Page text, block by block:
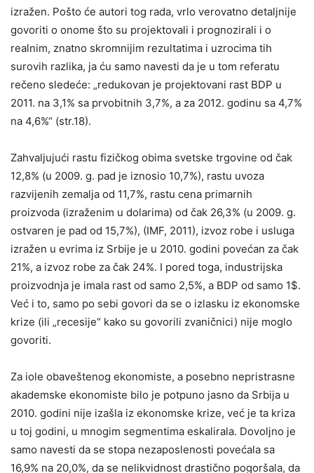
izražen. Pošto će autori tog rada, vrlo verovatno detaljnije
govoriti o onome što su projektovali i prognozirali i o
realnim, znatno skromnijim rezultatima i uzrocima tih
surovih razlika, ja ću samo navesti da je u tom referatu
rečeno sledeće: „redukovan je projektovani rast BDP u
2011. na 3,1% sa prvobitnih 3,7%, a za 2012. godinu sa 4,7%
na 4,6%“ (str.18).
Zahvaljujući rastu fizičkog obima svetske trgovine od čak
12,8% (u 2009. g. pad je iznosio 10,7%), rastu uvoza
razvijenih zemalja od 11,7%, rastu cena primarnih
proizvoda (izraženim u dolarima) od čak 26,3% (u 2009. g.
ostvaren je pad od 15,7%), (IMF, 2011), izvoz robe i usluga
izražen u evrima iz Srbije je u 2010. godini povećan za čak
21%, a izvoz robe za čak 24%. I pored toga, industrijska
proizvodnja je imala rast od samo 2,5%, a BDP od samo 1$.
Već i to, samo po sebi govori da se o izlasku iz ekonomske
krize (ili „recesije“ kako su govorili zvaničnici) nije moglo
govoriti.
Za iole obaveštenog ekonomiste, a posebno nepristrasne
akademske ekonomiste bilo je potpuno jasno da Srbija u
2010. godini nije izašla iz ekonomske krize, već je ta kriza
u toj godini, u mnogim segmentima eskalirala. Dovoljno je
samo navesti da se stopa nezaposlenosti povećala sa
16,9% na 20,0%, da se nelikvidnost drastično pogoršala, da